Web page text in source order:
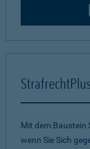
StrafrechtPlus
Mit dem Baustein
wenn Sie Sich